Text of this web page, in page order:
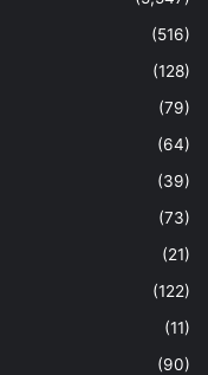
(516)
(128)
(79)
(64)
(39)
(73)
(21)
(122)
(11)
(90)